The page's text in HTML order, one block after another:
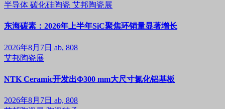
半导体 碳化硅陶瓷 艾邦陶瓷展
东海碳素：2026年上半年SiC聚焦环销量显著增长
2026年8月7日 ab, 808
艾邦陶瓷展
NTK Ceramic开发出Φ300 mm大尺寸氮化铝基板
2026年8月7日 ab, 808